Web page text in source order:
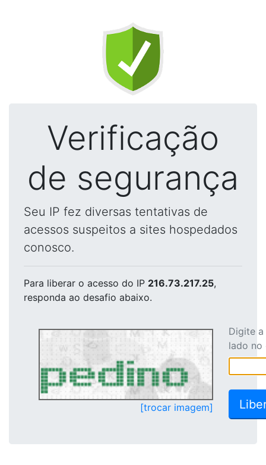
Verificação
de segurança
Seu IP fez diversas tentativas de
acessos suspeitos a sites hospedados
conosco.
Para liberar o acesso do IP 216.73.217.25,
responda ao desafio abaixo.
[trocar imagem]
Digite
lado no